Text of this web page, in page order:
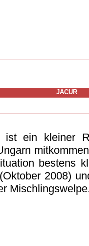
JACUR
ist ein kleiner
bestens
2008)